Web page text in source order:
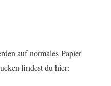
auf normales Papier
findest du hier: